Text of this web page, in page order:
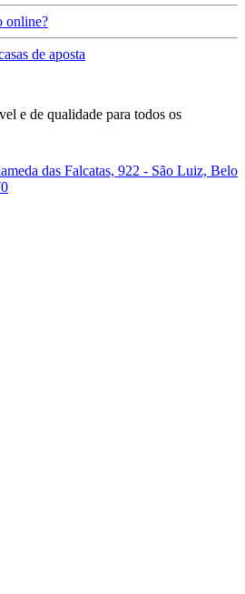
online?
de aposta
e de qualidade para todos os
das Falcatas, 922 - São Luiz, Belo